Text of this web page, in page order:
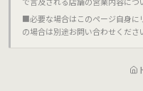
■必要な場合はこのページ自身に
の場合は別途お問い合わせくださ